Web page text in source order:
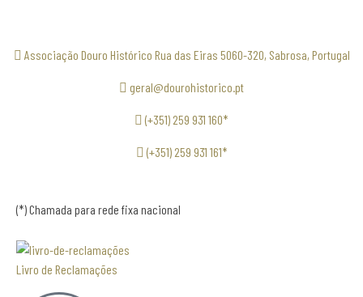
Associação Douro Histórico Rua das Eiras 5060-320, Sabrosa, Portugal
geral@dourohistorico.pt
(+351) 259 931 160*
(+351) 259 931 161*
(*) Chamada para rede fixa nacional
Livro de Reclamações